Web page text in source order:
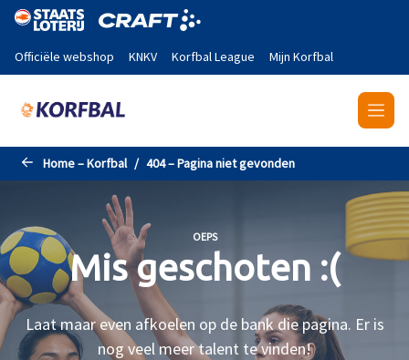
Naar de hoofdinhoud gaan
Officiële webshop KNKV Korfbal League Mijn Korfbal
Home – Korfbal 404 – Pagina niet gevonden
OEPS
Mis geschoten :(
Laat maar even afkoelen op de bank die pagina. Er is
nog veel meer talent te vinden!